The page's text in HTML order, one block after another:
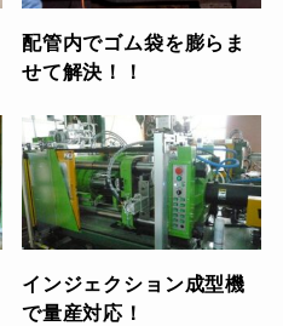
配管内でゴム袋を膨らま
せて解決！！
インジェクション成型機
で量産対応！